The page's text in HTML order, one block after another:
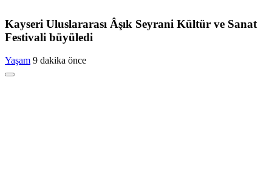
Kayseri Uluslararası Âşık Seyrani Kültür ve Sanat
Festivali büyüledi
Yaşam 9 dakika önce